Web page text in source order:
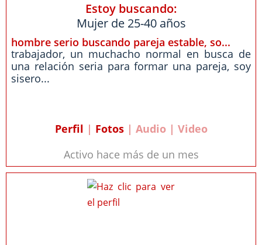
Estoy buscando:
Mujer de 25-40 años
hombre serio buscando pareja estable, so...
trabajador, un muchacho normal en busca de
una relación seria para formar una pareja, soy
sisero...
Perfil | Fotos| Audio | Video
Activo hace más de un mes